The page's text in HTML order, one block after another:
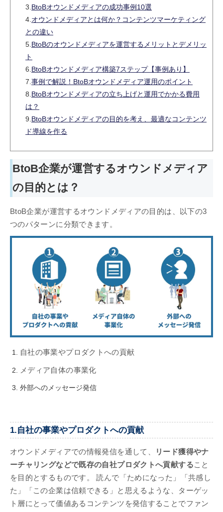
3. BtoBオウンドメディアの成功事例10選
4. オウンドメディアとは何か？コンテンツマーケティング
との違い
5. BtoBのオウンドメディアを運営するメリットとデメリッ
ト
6. BtoBオウンドメディア構築7ステップ【事例あり】
7. 事例で解説！BtoBオウンドメディア運用のポイント
8. BtoBオウンドメディアの立ち上げと運用でかかる費用
は？
9. BtoBオウンドメディアの目的を考え、最適なコンテンツ
ド導線を作る
BtoB企業が運営するオウンドメディア
の目的とは？
BtoB企業が運営するオウンドメディアの目的は、以下の3
つのパターンに分類できます。
自社の事業やプロダクトへの貢献
メディア自体の事業化
外部へのメッセージ発信
1.自社の事業やプロダクトへの貢献
オウンドメディアでの情報発信を通して、
リード獲得やナ
ーチャリングなどで既存の自社プロダクトへ貢献すること
を目的とするものです。 読んで「ためになった」「共感し
た」「この企業は信頼できる」と思えるような、ターゲッ
ト層にとって価値あるコンテンツを発信することでファン